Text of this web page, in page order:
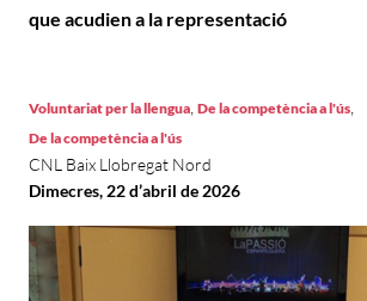
que acudien a la representació
Voluntariat per la llengua, De la competència a l'ús,
De la competència a l'ús
CNL Baix Llobregat Nord
Dimecres, 22 d’abril de 2026